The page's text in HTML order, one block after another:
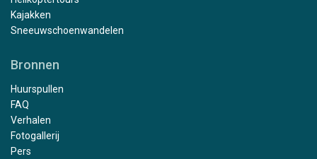
Kajakken
Sneeuwschoenwandelen
Bronnen
Huurspullen
FAQ
Verhalen
Fotogallerij
Pers